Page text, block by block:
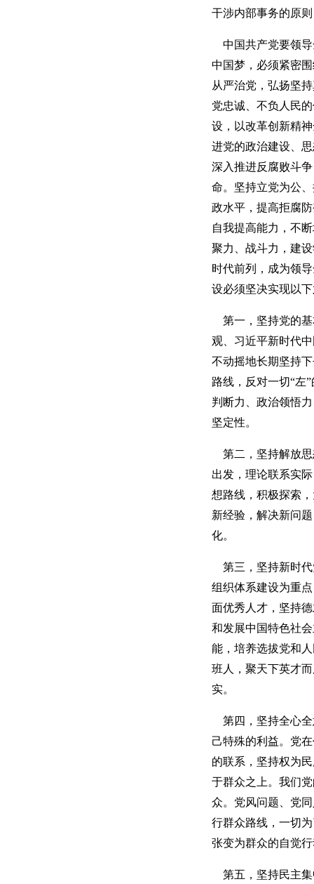
干涉内部事务的原
中国共产党要领导
中国梦，必须紧密
从严治党，弘扬坚
党忠诚、不负人民
设，以改革创新精
进党的政治建设、
深入推进反腐败斗
命。坚持立党为公
政水平，提高拒腐
自我提高能力，不
聚力、战斗力，建
时代前列，成为领
设必须坚决实现以
第一，坚持党的基
观、习近平新时代
不动摇地长期坚持
路线，反对一切“左
判断力、政治领悟
坚定性。
第二，坚持解放思
出发，理论联系实
想路线，积极探索
新经验，解决新问
化。
第三，坚持新时代
组织体系建设为重
面优秀人才，坚持
和发展中国特色社
能，培养选拔党和
班人，聚天下英才
实。
第四，坚持全心全
己特殊的利益。党
的联系，坚持权为
于群众之上。我们
众。党风问题、党
行群众路线，一切
张变为群众的自觉
第五，坚持民主集